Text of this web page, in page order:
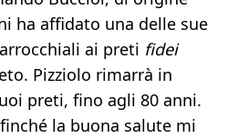
ha affidato una delle sue
ai preti fidei
Pizziolo rimarrà in
preti, fino agli 80 anni.
la buona salute mi